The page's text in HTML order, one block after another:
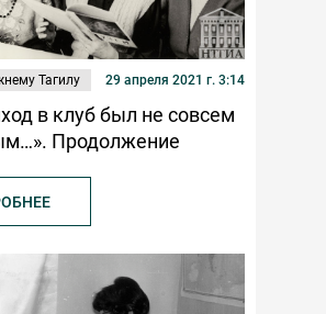
Тагилу 29 апреля 2021 г. 3:14
в клуб был не совсем
Продолжение